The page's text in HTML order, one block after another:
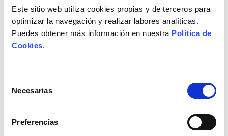
Este sitio web utiliza cookies propias y de terceros para
optimizar la navegación y realizar labores analíticas.
Puedes obtener más información en nuestra Política de
Cookies.
Necesarias
Preferencias
Soporte FEPRE fortex blanco 330x500mm
7,28€